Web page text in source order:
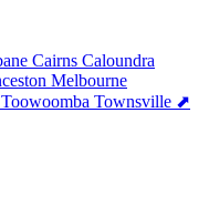
Cairns Caloundra
Melbourne
Toowoomba Townsville ⬈